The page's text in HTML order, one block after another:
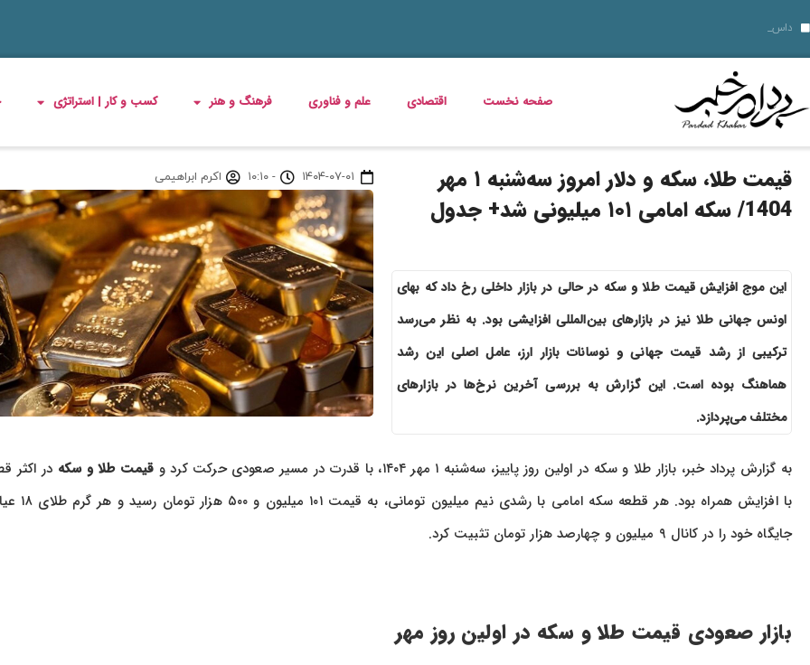
داستان فیلم زنده شور و عکس بازی
خبر خوش برای مددجویان و یارانه‌بگیران؛ برنامه پرداخت مرداد 1405 اعلام شد
دلیل افزایش ناگهانی قبض برق چیست؟ قبض برق چه کسانی گران می‌شود؟
قیمت خودرو امروز 14 مرداد 1405 اعلام شد
زمان شارژ کالابرگ تغییر کرد؛ اعلام زمان واریز اعتبار خانوارها
۱۴ مرداد؛ روز تبریز و روایت مقاومت مشروطه‌خواهان؛ از اشغال روس‌ها تا نام علی موسیو
طرز تهیه بستنی خشک میوه‌ ای؛ ترد، پفکی و متفاوت
مریم همتیان بازیگر سینما و تئاتر درگذشت
ناهار چی بپزم؟ 30 مدل غذای خوشمزه و سریع برای ناهار
صفحه نخست اقتصادی علم و فناوری فرهنگ و هنر کسب و کار | استراتژی
قیمت طلا، سکه و دلار امروز سه‌شنبه ۱ مهر
1404/ سکه امامی ۱۰۱ میلیونی شد+ جدول
این موج افزایش قیمت طلا و سکه در حالی در بازار داخلی رخ داد که بهای
اونس جهانی طلا نیز در بازارهای بین‌المللی افزایشی بود. به نظر می‌رسد
ترکیبی از رشد قیمت جهانی و نوسانات بازار ارز، عامل اصلی این رشد
هماهنگ بوده است. این گزارش به بررسی آخرین نرخ‌ها در بازارهای
مختلف می‌پردازد.
۱۴۰۴-۰۷-۰۱ - ۱۰:۱۰ اکرم ابراهیمی
به گزارش پرداد خبر، بازار طلا و سکه در اولین روز پاییز، سه‌شنبه ۱ مهر ۱۴۰۴، با قدرت در مسیر صعودی حرکت کرد و قیمت طلا و سکه در اکثر
با افزایش همراه بود. هر قطعه سکه
جایگاه خود را در کانال ۹ میلیون و چهارصد هزار تومان تثبیت کرد.
بازار صعودی قیمت طلا و سکه در اولین روز مهر